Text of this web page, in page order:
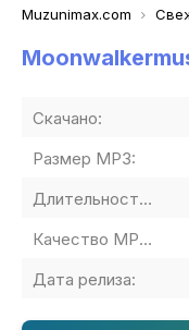
Muzunimax.com
Скачано:
Размер MP3:
Длительность MP3:
Качество MP3:
Дата релиза: